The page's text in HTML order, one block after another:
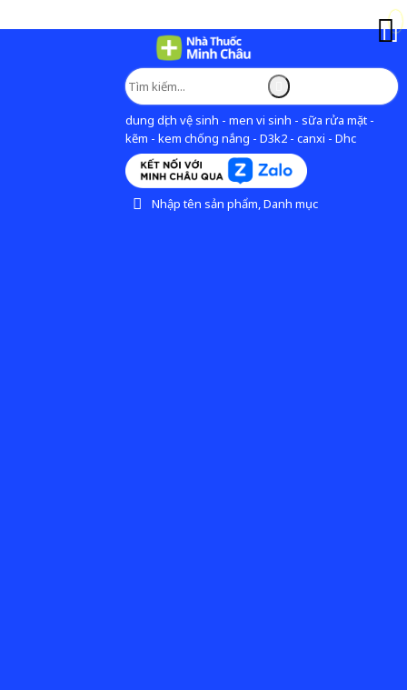
dung dịch vệ sinh - men vi sinh - sữa rửa mặt -
kẽm - kem chống nắng - D3k2 - canxi - Dhc
Nhập tên sản phẩm, Danh mục